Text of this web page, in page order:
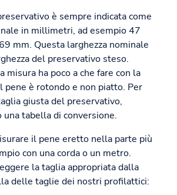
è sempre indicata come
in millimetri, ad esempio 47
mm. Questa larghezza nominale
del preservativo steso.
misura ha poco a che fare con la
pene è rotondo e non piatto. Per
giusta del preservativo,
una tabella di conversione.
il pene eretto nella parte più
con una corda o un metro.
la taglia appropriata dalla
delle taglie dei nostri profilattici: